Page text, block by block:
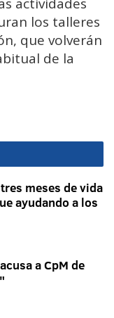
los talleres
que volverán
de la
meses de vida
ayudando a los
a CpM de